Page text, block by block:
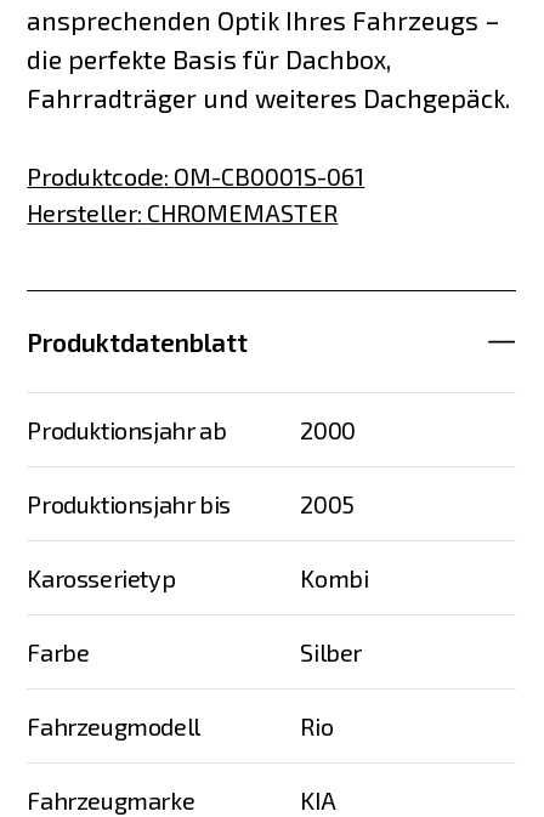
ansprechenden Optik Ihres Fahrzeugs –
die perfekte Basis für Dachbox,
Fahrradträger und weiteres Dachgepäck.
Produktcode: OM-CB0001S-061
Hersteller: CHROMEMASTER
Produktdatenblatt
Produktionsjahr ab 2000
Produktionsjahr bis 2005
Karosserietyp Kombi
Farbe Silber
Fahrzeugmodell Rio
Fahrzeugmarke KIA